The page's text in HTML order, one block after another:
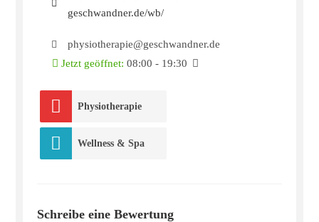
geschwandner.de/wb/
physiotherapie@geschwandner.de
Jetzt geöffnet: 08:00 - 19:30
Physiotherapie
Wellness & Spa
Schreibe eine Bewertung